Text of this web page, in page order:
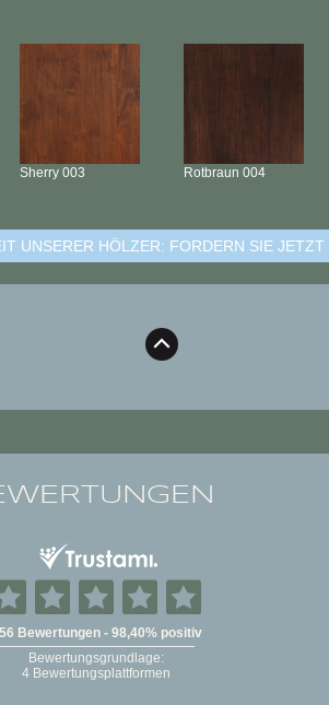
Sherry 003 Rotbraun 004
UNSERER HÖLZER: FORDERN SIE JETZT